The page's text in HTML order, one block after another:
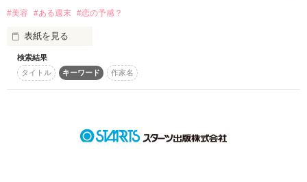
感想ありがとうございます！
かんたん感想、ありがとうございます！
2019・7・18　公開
実用・エッセイ部門ランクインしました！
ありがとうございますm(__)m
作品を読む
#美容 #ある週末 #恋の予感？
表紙を見る
きれいになるのは誰のため？
☆。.:*:・。・♡゜・☆。.:*:・。☆。.:*:・。・♡ﾟ
検索結果
タイトル
キーワード 作家名